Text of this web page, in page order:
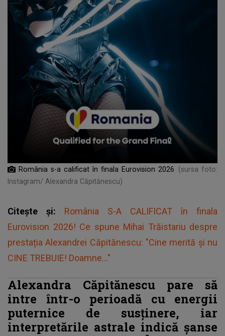
România s-a calificat în finala Eurovision 2026
(sursa foto:
Instagram/ Alexandra Căpitănescu)
Citește și: România S-A CALIFICAT în finala
Eurovision 2026! Ce spune Mihai Trăistariu despre
prestația Alexandrei Căpitănescu: "Cine merită și nu
CINE TREBUIE! Doamne..."
Alexandra Căpitănescu pare să
intre într-o perioadă cu energii
puternice de susținere, iar
interpretările astrale indică șanse